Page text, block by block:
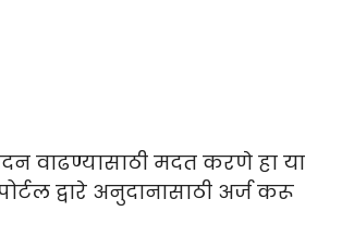
वाढण्यासाठी मदत करणे हा या
द्वारे अनुदानासाठी अर्ज करू